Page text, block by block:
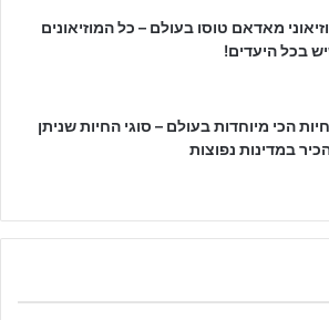
מאדאם טוסו בעולם – כל המוזיאונים
בכל היעדים!
הכי מיוחדות בעולם – סוגי החיות שניתן
במדינות נפוצות